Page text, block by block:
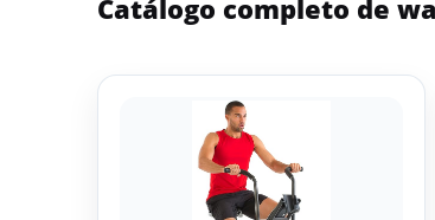
Catálogo completo de